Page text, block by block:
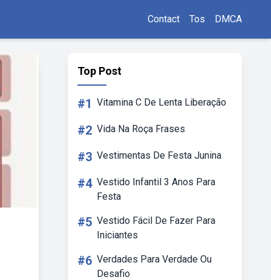
Contact Tos DMCA
Top Post
#1 Vitamina C De Lenta Liberação
#2 Vida Na Roça Frases
#3 Vestimentas De Festa Junina
#4 Vestido Infantil 3 Anos Para
Festa
#5 Vestido Fácil De Fazer Para
Iniciantes
#6 Verdades Para Verdade Ou
Desafio